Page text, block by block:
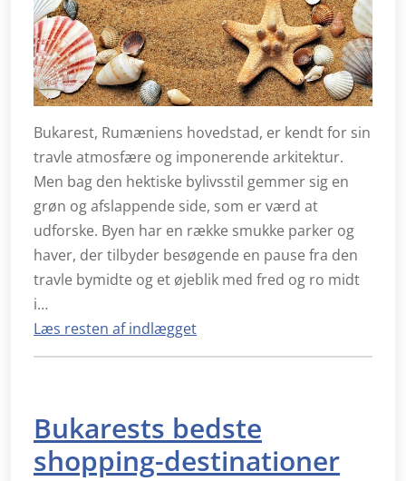
Bukarest, Rumæniens hovedstad, er kendt for sin
travle atmosfære og imponerende arkitektur.
Men bag den hektiske bylivsstil gemmer sig en
grøn og afslappende side, som er værd at
udforske. Byen har en række smukke parker og
haver, der tilbyder besøgende en pause fra den
travle bymidte og et øjeblik med fred og ro midt
i…
Læs resten af indlægget
Bukarests bedste
shopping-destinationer